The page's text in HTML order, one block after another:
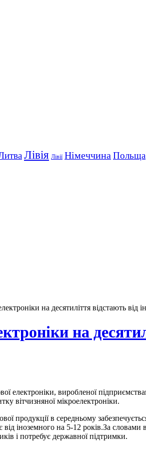
Лівія Лівії Німеччина Польща
на десятиліття відстають від
на
виробленої
вітчизняної мікроелектроніки.
продукції в середньому
іноземного на 5-12 років.За
і потребує державної підтримки.